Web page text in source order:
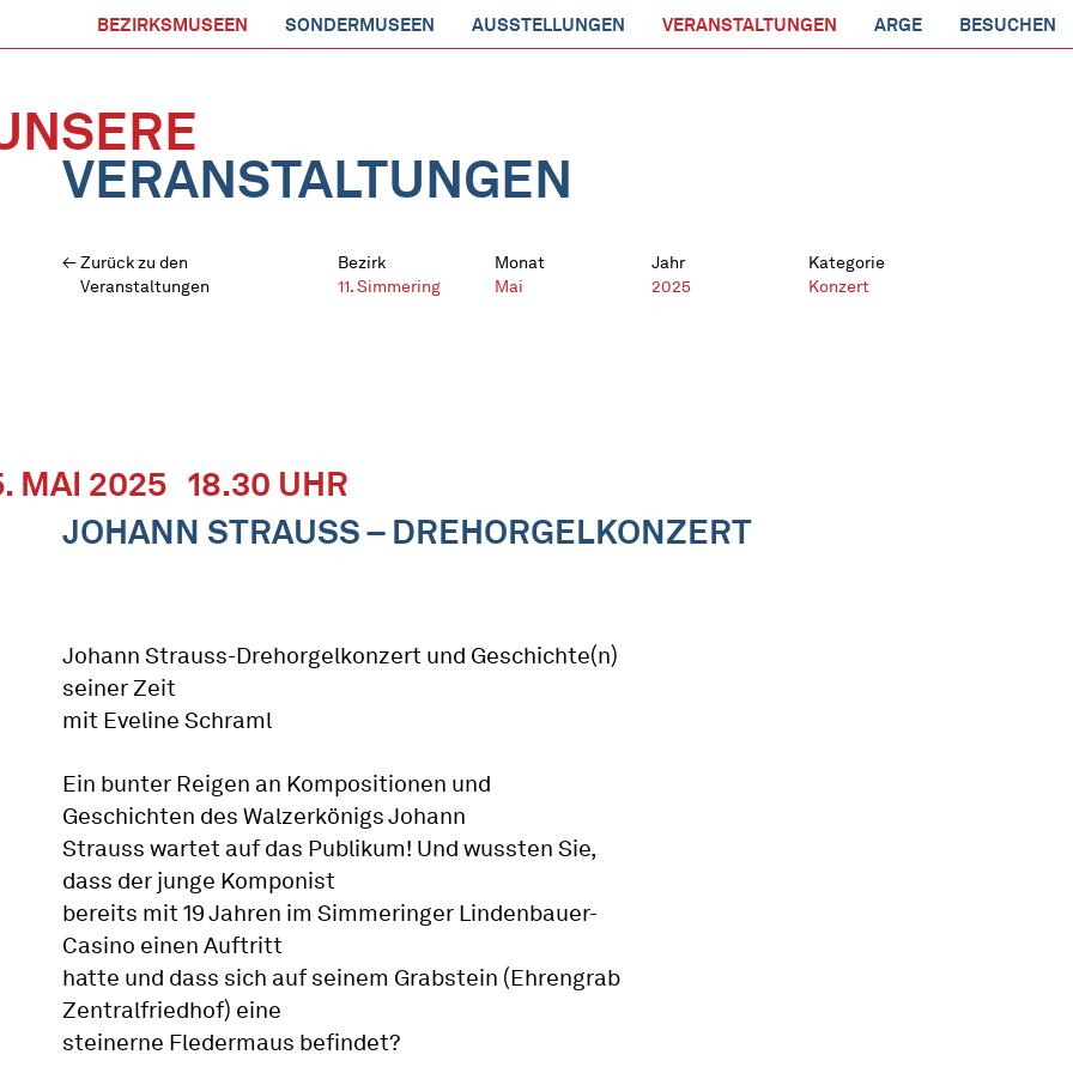
BEZIRKSMUSEEN SONDERMUSEEN AUSSTELLUNGEN VERANSTALTUNGEN ARGE BESUCHEN
VERANSTALTUNGEN
Zurück zu den
Veranstaltungen
Bezirk
11. Simmering
Monat
Mai
Jahr
2025
Kategorie
Konzert
MAI 2025 18.30 UHR
JOHANN STRAUSS – DREHORGELKONZERT
Johann Strauss-Drehorgelkonzert und Geschichte(n)
seiner Zeit
mit Eveline Schraml
Ein bunter Reigen an Kompositionen und
Geschichten des Walzerkönigs Johann
Strauss wartet auf das Publikum! Und wussten Sie,
dass der junge Komponist
bereits mit 19 Jahren im Simmeringer Lindenbauer-
Casino einen Auftritt
hatte und dass sich auf seinem Grabstein (Ehrengrab
Zentralfriedhof) eine
steinerne Fledermaus befindet?